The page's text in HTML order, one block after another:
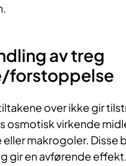
av treg
forstoppelse
over ikke gir
osmotisk virkende
makrogoler. Disse
gir en avførende